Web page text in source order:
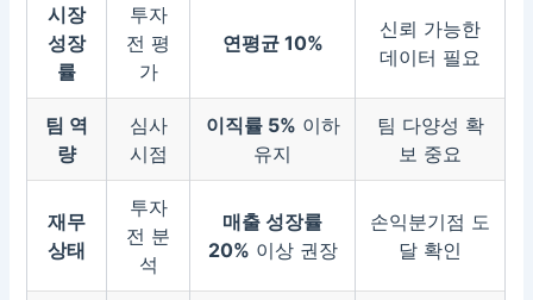
시장
성장
률
투자
전 평
가
연평균 10%
신뢰 가능한
데이터 필요
팀 역
량
심사
시점
이직률 5% 이하
유지
팀 다양성 확
보 중요
재무
상태
투자
전 분
석
매출 성장률
20% 이상 권장
손익분기점 도
달 확인